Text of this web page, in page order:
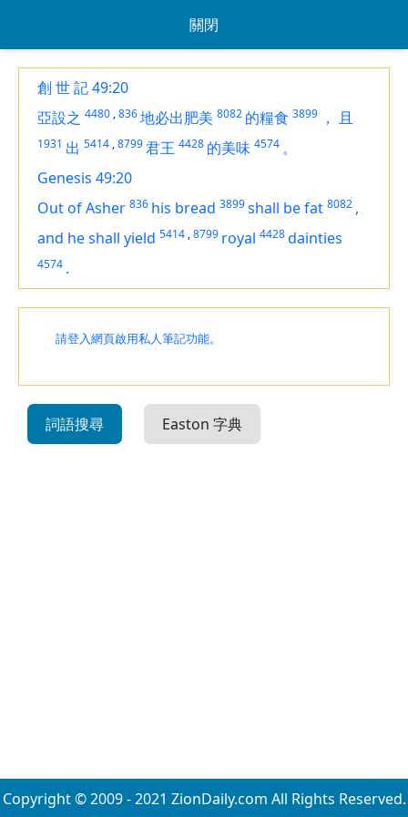
關閉
創 世 記 49:20
亞設之 4480 ,836地必出肥美 8082 的糧食 3899 ， 且
1931 出 5414 ,8799君王 4428 的美味 4574 。
Genesis 49:20
Out of Asher 836 his bread 3899shall befat 8082 ,
and he shall yield 5414 ,8799 royal 4428dainties
4574 .
請登入網頁啟用私人筆記功能。
詞語搜尋 Easton 字典
Copyright © 2009 - 2021 ZionDaily.com All Rights Reserved.